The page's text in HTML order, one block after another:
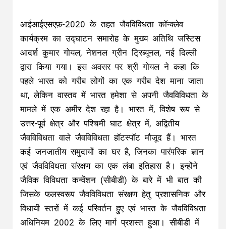
आईआईएसएफ़-2020 के तहत जैवविविधता कॉन्क्लेव
कार्यक्रम का उद्घाटन समारोह के मुख्य अतिथि जस्टिस
आदर्श कुमार गोयल, नेशनल ग्रीन ट्रिब्यूनल, नई दिल्ली
द्वारा किया गया। इस अवसर पर श्री गोयल ने कहा कि
पहले भारत को गरीब लोगों का एक गरीब देश माना जाता
था, लेकिन वास्तव में भारत हमेशा से अपनी जैवविविधता के
मामले में एक अमीर देश रहा है। भारत में, विशेष रूप से
उत्तर-पूर्व क्षेत्र और पश्चिमी घाट क्षेत्र में, अद्वितीय
जैवविविधता वाले जैवविविधता हॉटस्पॉट मौजूद हैं। भारत
कई जनजातीय समुदायों का घर है, जिनका पारंपरिक ज्ञान
एवं जैवविविधता संरक्षण का एक लंबा इतिहास है। इन्होंने
जैविक विविधता कन्वेंशन (सीबीडी) के बारे में भी बात की
जिसके फलस्वरूप जैवविविधता संरक्षण हेतु प्रशासनिक और
विधायी स्तरों में कई परिवर्तन हुए एवं भारत के जैवविविधता
अधिनियम 2002 के लिए मार्ग प्रशस्त हुआ। सीबीडी में